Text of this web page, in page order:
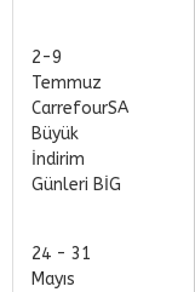
2-9
Temmuz
CarrefourSA
Büyük
İndirim
Günleri BİG
24 - 31
Mayıs